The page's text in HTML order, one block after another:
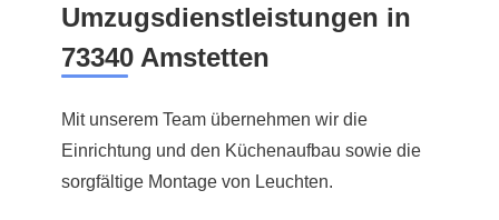
Umzugsdienstleistungen in
73340 Amstetten
Mit unserem Team übernehmen wir die
Einrichtung und den Küchenaufbau sowie die
sorgfältige Montage von Leuchten.